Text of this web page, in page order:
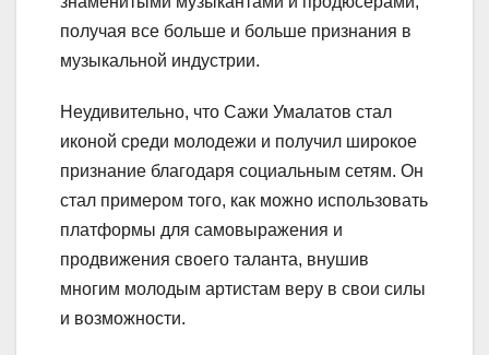
получая все больше и больше признания в
музыкальной индустрии.
Неудивительно, что Сажи Умалатов стал
иконой среди молодежи и получил широкое
признание благодаря социальным сетям. Он
стал примером того, как можно использовать
платформы для самовыражения и
продвижения своего таланта, внушив
многим молодым артистам веру в свои силы
и возможности.